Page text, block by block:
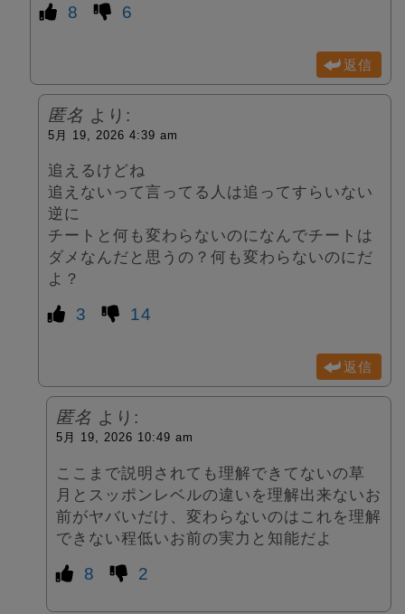
8 6
返信
匿名 より:
5月 19, 2026 4:39 am
追えるけどね
追えないって言ってる人は追ってすらいない
逆に
チートと何も変わらないのになんでチートは
ダメなんだと思うの？何も変わらないのにだ
よ？
3 14
返信
匿名 より:
5月 19, 2026 10:49 am
ここまで説明されても理解できてないの草
月とスッポンレベルの違いを理解出来ないお
前がヤバいだけ、変わらないのはこれを理解
できない程低いお前の実力と知能だよ
8 2